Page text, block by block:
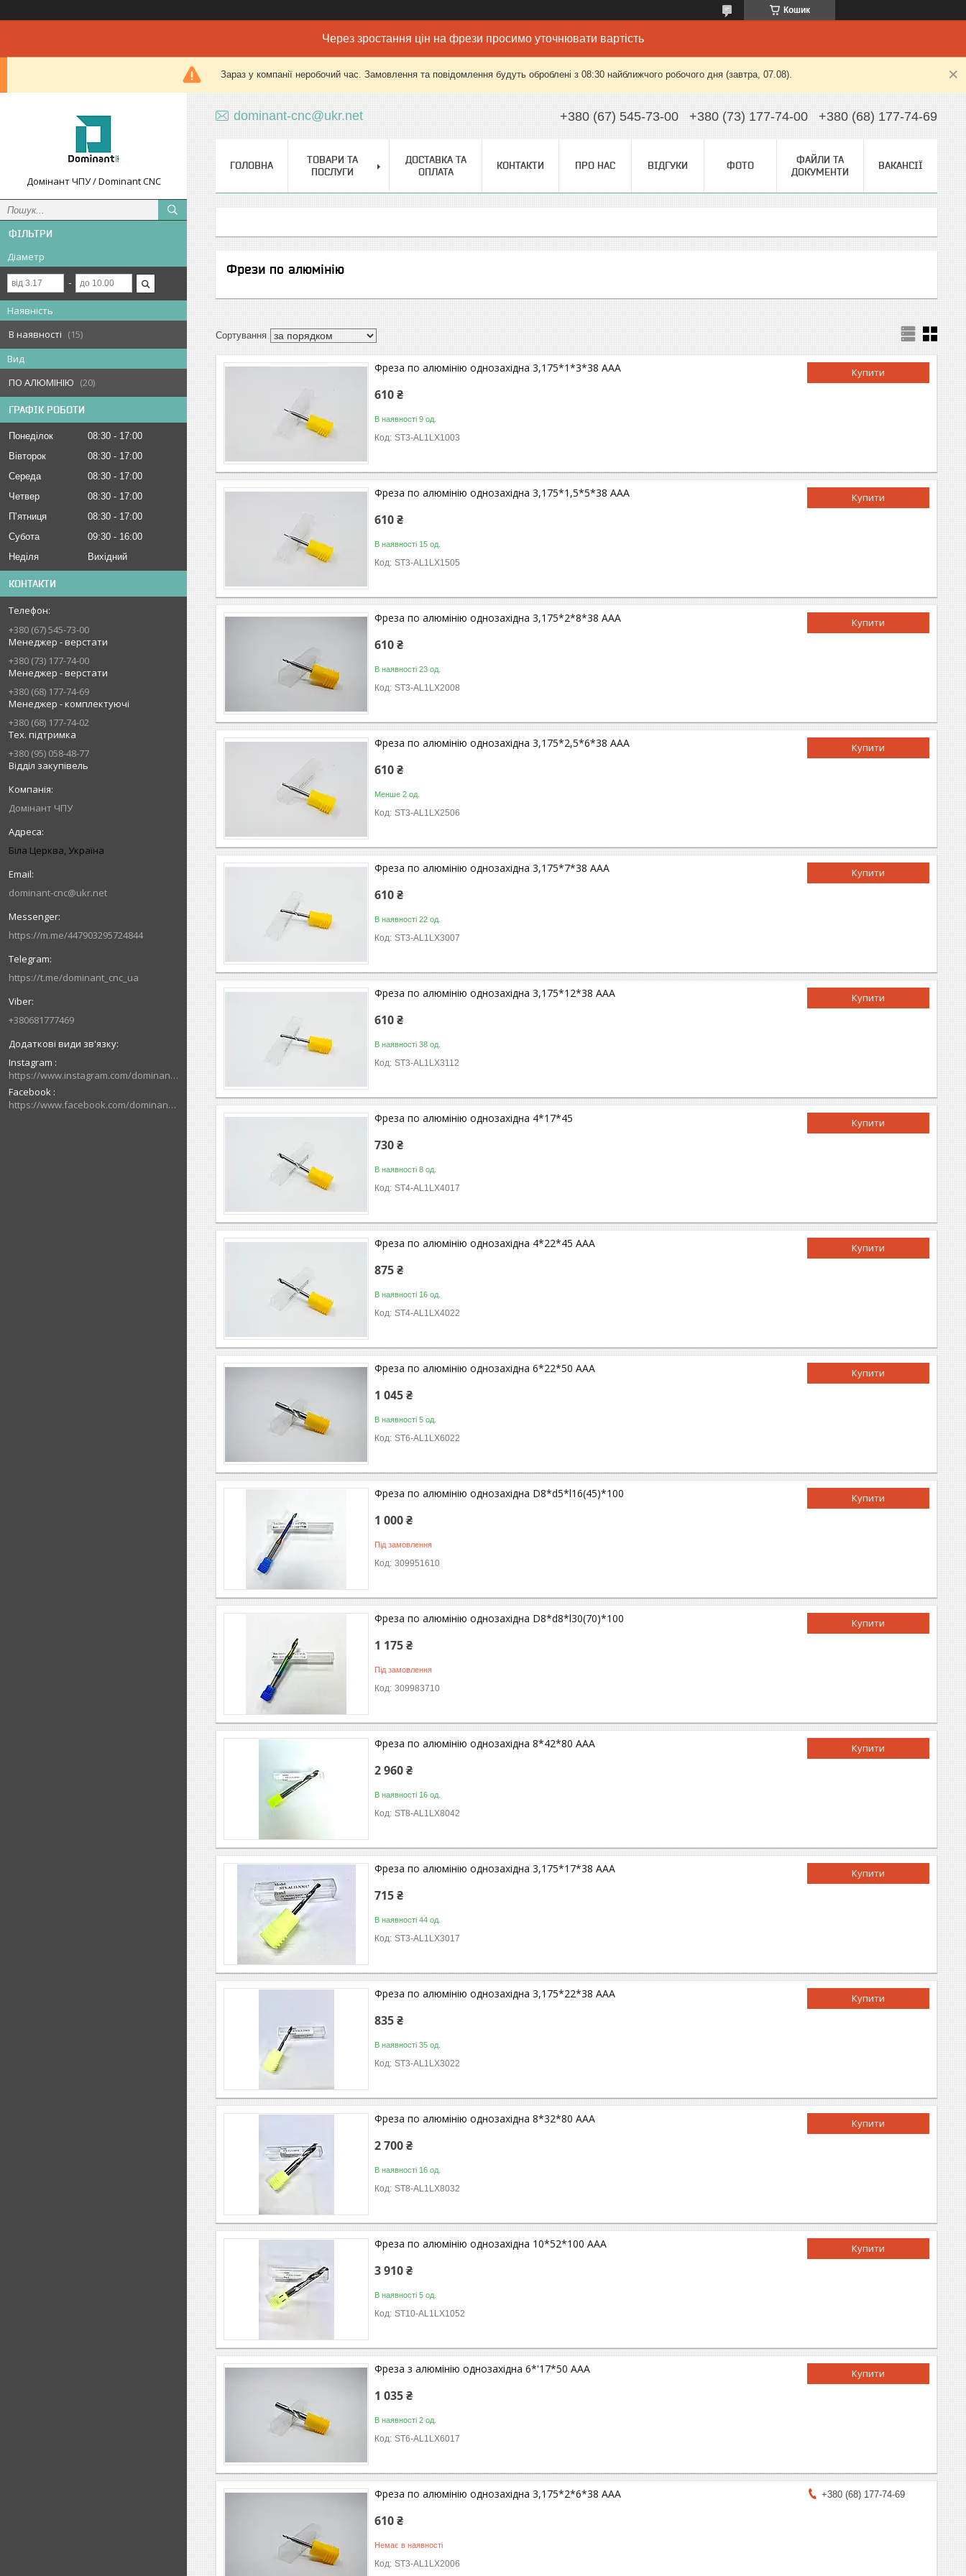
Кошик
Через зростання цін на фрези просимо уточнювати вартість
Зараз у компанії неробочий час. Замовлення та повідомлення будуть оброблені з 08:30 найближчого робочого дня (завтра, 07.08).
Домінант ЧПУ / Dominant CNC
ФІЛЬТРИ
Діаметр
Наявність
В наявності
15
Вид
ПО АЛЮМІНІЮ
20
ГРАФІК РОБОТИ
Понеділок 08:30
17:00
Вівторок
08:30
17:00
Середа
08:30
17:00
Четвер
08:30
17:00
Пʼятниця
08:30
17:00
Субота
09:30
16:00
Неділя
Вихідний
КОНТАКТИ
+380 (67) 545-73-00
Менеджер - верстати
+380 (73) 177-74-00
Менеджер - верстати
+380 (68) 177-74-69
Менеджер - комплектуючі
+380 (68) 177-74-02
Тех. підтримка
+380 (95) 058-48-77
Відділ закупівель
Домінант ЧПУ
Біла Церква, Україна
dominant-cnc@ukr.net
https://m.me/447903295724844
https://t.me/dominant_cnc_ua
+380681777469
Instagram
https://www.instagram.com/dominant_cnc
Facebook
https://www.facebook.com/dominantcnc
dominant-cnc@ukr.net +380 (67) 545-73-00 +380 (73) 177-74-00 +380 (68) 177-74-69
ГОЛОВНА
ТОВАРИ ТА
ПОСЛУГИ
ДОСТАВКА ТА
ОПЛАТА
КОНТАКТИ ПРО НАС ВІДГУКИ ФОТО
ФАЙЛИ ТА
ДОКУМЕНТИ
ВАКАНСІЇ
Фрези по алюмінію
Купити
Фреза по алюмінію однозахідна 3,175*1*3*38 ААА
610 ₴
В наявності 9 од.
ST3-AL1LX1003
Купити
Фреза по алюмінію однозахідна 3,175*1,5*5*38 ААА
610 ₴
В наявності 15 од.
ST3-AL1LX1505
Купити
Фреза по алюмінію однозахідна 3,175*2*8*38 ААА
610 ₴
В наявності 23 од.
ST3-AL1LX2008
Купити
Фреза по алюмінію однозахідна 3,175*2,5*6*38 ААА
610 ₴
Менше 2 од.
ST3-AL1LX2506
Купити
Фреза по алюмінію однозахідна 3,175*7*38 ААА
610 ₴
В наявності 22 од.
ST3-AL1LX3007
Купити
Фреза по алюмінію однозахідна 3,175*12*38 ААА
610 ₴
В наявності 38 од.
ST3-AL1LX3112
Купити
Фреза по алюмінію однозахідна 4*17*45
730 ₴
В наявності 8 од.
ST4-AL1LX4017
Купити
Фреза по алюмінію однозахідна 4*22*45 ААА
875 ₴
В наявності 16 од.
ST4-AL1LX4022
Купити
Фреза по алюмінію однозахідна 6*22*50 ААА
1 045 ₴
В наявності 5 од.
ST6-AL1LX6022
Купити
Фреза по алюмінію однозахідна D8*d5*l16(45)*100
1 000 ₴
Під замовлення
309951610
Купити
Фреза по алюмінію однозахідна D8*d8*l30(70)*100
1 175 ₴
Під замовлення
309983710
Купити
Фреза по алюмінію однозахідна 8*42*80 ААА
2 960 ₴
В наявності 16 од.
ST8-AL1LX8042
Купити
Фреза по алюмінію однозахідна 3,175*17*38 ААА
715 ₴
В наявності 44 од.
ST3-AL1LX3017
Купити
Фреза по алюмінію однозахідна 3,175*22*38 ААА
835 ₴
В наявності 35 од.
ST3-AL1LX3022
Купити
Фреза по алюмінію однозахідна 8*32*80 ААА
2 700 ₴
В наявності 16 од.
ST8-AL1LX8032
Купити
Фреза по алюмінію однозахідна 10*52*100 ААА
3 910 ₴
В наявності 5 од.
ST10-AL1LX1052
Купити
Фреза з алюмінію однозахідна 6*'17*50 ААА
1 035 ₴
В наявності 2 од.
ST6-AL1LX6017
+380 (68) 177-74-69
Фреза по алюмінію однозахідна 3,175*2*6*38 ААА
610 ₴
Немає в наявності
ST3-AL1LX2006